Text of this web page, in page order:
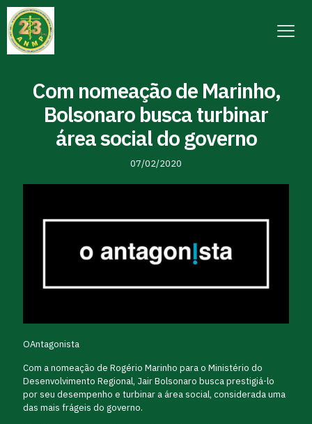
Com nomeação de Marinho,
Bolsonaro busca turbinar
área social do governo
07/02/2020
OAntagonista
Com a nomeação de Rogério Marinho para o Ministério do
Desenvolvimento Regional, Jair Bolsonaro busca prestigiá-lo
por seu desempenho e turbinar a área social, considerada uma
das mais frágeis do governo.